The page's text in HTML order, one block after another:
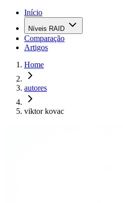
Início
Níveis RAID
Comparação
Artigos
Home
autores
viktor kovac